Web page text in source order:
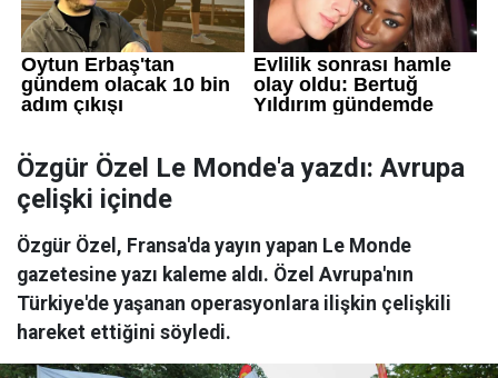
Özgür Özel Le Monde'a yazdı: Avrupa
çelişki içinde
Özgür Özel, Fransa'da yayın yapan Le Monde
gazetesine yazı kaleme aldı. Özel Avrupa'nın
Türkiye'de yaşanan operasyonlara ilişkin çelişkili
hareket ettiğini söyledi.